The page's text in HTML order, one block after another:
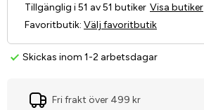
Skickas inom 1-2 arbetsdagar
Tillgänglig i 51 av 51 butiker Visa butiker
Favoritbutik: Välj favoritbutik
Fri frakt över 499 kr